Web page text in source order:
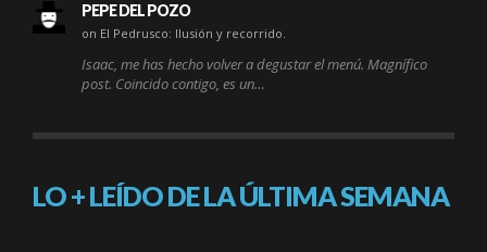
PEPE DEL POZO
on El Pedrusco: Ilusión y recorrido.
Isaac, me has hecho volver a degustar el menú. Magnífico
post. Coincido contigo, es un…
LO + LEÍDO DE LA ÚLTIMA SEMANA